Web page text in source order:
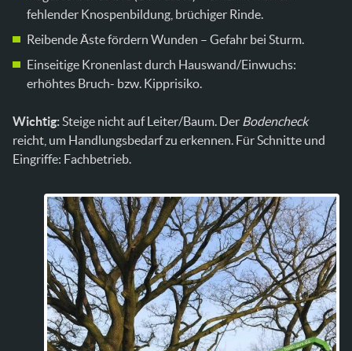
fehlender Knospenbildung, brüchiger Rinde.
Reibende Äste fördern Wunden – Gefahr bei Sturm.
Einseitige Kronenlast durch Hauswand/Einwuchs:
erhöhtes Bruch- bzw. Kipprisiko.
Wichtig: Steige nicht auf Leiter/Baum. Der Bodencheck
reicht, um Handlungsbedarf zu erkennen. Für Schnitte und
Eingriffe: Fachbetrieb.